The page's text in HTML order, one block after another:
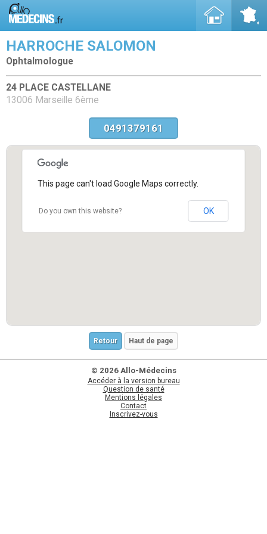
HARROCHE SALOMON
Ophtalmologue
24 PLACE CASTELLANE
13006 Marseille 6ème
0491379161
This page can't load Google Maps correctly.
Do you own this website? OK
Retour Haut de page
© 2026 Allo-Médecins
Accéder à la version bureau
Question de santé
Mentions légales
Contact
Inscrivez-vous